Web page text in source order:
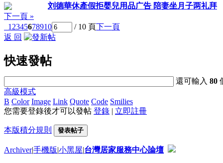
刘德華休產假拒婴兒用品广告 陪妻坐月子两礼拜
下一頁 »
1 2345678910 / 10 頁下一頁
返 回
快速發帖
還可輸入80
高級模式
B Color Image Link Quote Code Smilies
您需要登錄後才可以發帖 登錄 | 立即註冊
本版積分規則 發表帖子
Archiver|手機版|小黑屋|台灣居家服務中心論壇